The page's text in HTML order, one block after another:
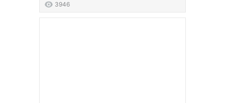
3946